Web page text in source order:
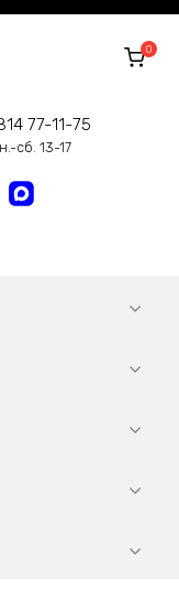
77-11-75
сб. 13-17
0